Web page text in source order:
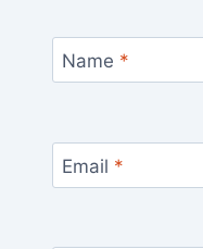
Name *
Email *